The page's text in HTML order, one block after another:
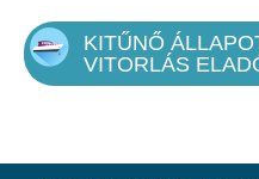
KITŰNŐ
VITORLÁS